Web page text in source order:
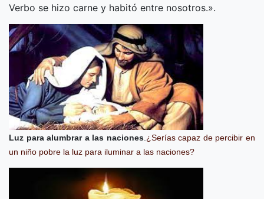
Verbo se hizo carne y habitó entre nosotros.».
Luz para alumbrar a las naciones. ¿Serías capaz de percibir en
un niño pobre la luz para iluminar a las naciones?